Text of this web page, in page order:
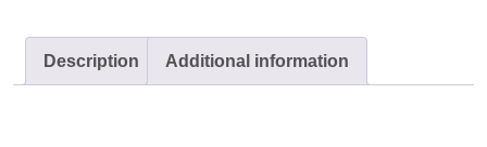
தோழர்
Description Additional information